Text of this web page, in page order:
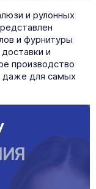
и рулонных
и фурнитуры
и
производство
даже для самых